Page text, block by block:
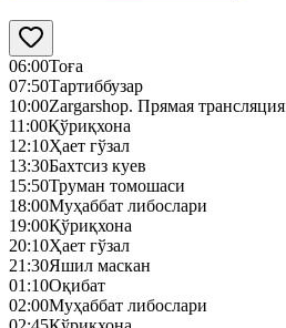
06:00Тоға
07:50Тартиббузар
10:00Zargarshop. Прямая трансляция
11:00Қўриқхона
12:10Ҳает гўзал
13:30Бахтсиз куев
15:50Труман томошаси
18:00Муҳаббат либослари
19:00Қўриқхона
20:10Ҳает гўзал
21:30Яшил маскан
01:10Оқибат
02:00Муҳаббат либослари